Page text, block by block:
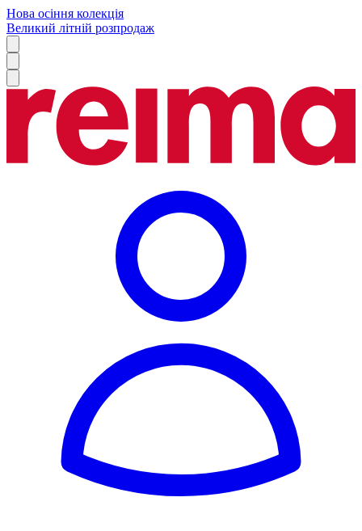
Нова осіння колекція
Великий літній розпродаж